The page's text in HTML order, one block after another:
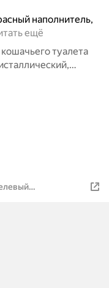
наполнитель,
ещё
туалета